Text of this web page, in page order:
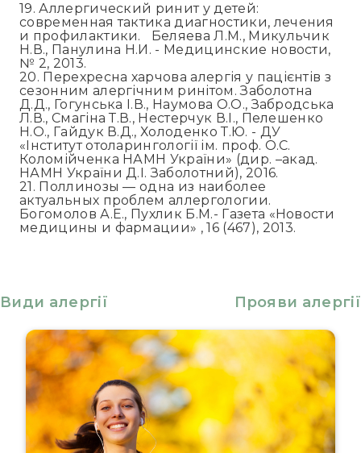
19. Аллергический ринит у детей:
современная тактика диагностики, лечения
и профилактики. Беляева Л.М., Микульчик
Н.В., Панулина Н.И. - Медицинские новости,
№ 2, 2013.
20. Перехресна харчова алергія у пацієнтів з
сезонним алергічним ринітом. Заболотна
Д.Д., Гогунська І.В., Наумова О.О., Забродська
Л.В., Смагіна Т.В., Нестерчук В.І., Пелешенко
Н.О., Гайдук В.Д., Холоденко Т.Ю. - ДУ
«Інститут отоларингології ім. проф. О.С.
Коломійченка НАМН України» (дир. –акад.
НАМН України Д.І. Заболотний), 2016.
21. Поллинозы — одна из наиболее
актуальных проблем аллергологии.
Богомолов А.Е., Пухлик Б.М.- Газета «Новости
медицины и фармации» , 16 (467), 2013.
Види алергії Прояви алергії